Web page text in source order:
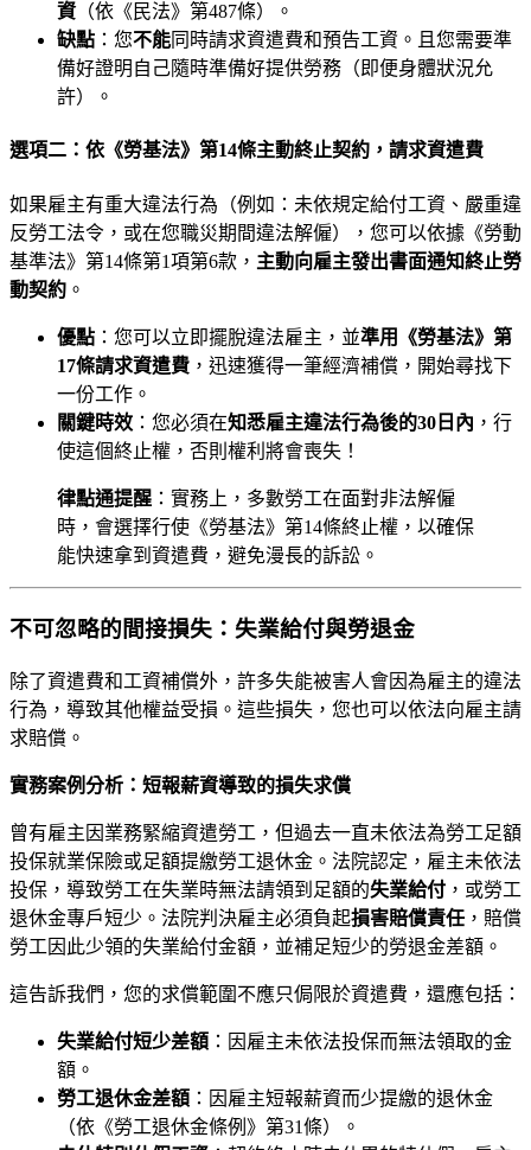
資（依《民法》第487條）。
缺點 ：您不能同時請求資遣費和預告工資。且您需要準
備好證明自己隨時準備好提供勞務（即便身體狀況允
許）。
選項二：依《勞基法》第14條主動終止契約，請求資遣費
如果雇主有重大違法行為（例如：未依規定給付工資、嚴重違
反勞工法令，或在您職災期間違法解僱），您可以依據《勞動
基準法》第14條第1項第6款， 主動向雇主發出書面通知終止勞
動契約 。
優點 ：您可以立即擺脫違法雇主，並準用《勞基法》第
17條請求資遣費 ，迅速獲得一筆經濟補償，開始尋找下
一份工作。
關鍵時效 ：您必須在知悉雇主違法行為後的30日內 ，行
使這個終止權，否則權利將會喪失！
律點通提醒 ：實務上，多數勞工在面對非法解僱
時，會選擇行使《勞基法》第14條終止權，以確保
能快速拿到資遣費，避免漫長的訴訟。
不可忽略的間接損失：失業給付與勞退金
除了資遣費和工資補償外，許多失能被害人會因為雇主的違法
行為，導致其他權益受損。這些損失，您也可以依法向雇主請
求賠償。
實務案例分析：短報薪資導致的損失求償
曾有雇主因業務緊縮資遣勞工，但過去一直未依法為勞工足額
投保就業保險或足額提繳勞工退休金。法院認定，雇主未依法
投保，導致勞工在失業時無法請領到足額的失業給付 ，或勞工
退休金專戶短少。法院判決雇主必須負起損害賠償責任 ，賠償
勞工因此少領的失業給付金額，並補足短少的勞退金差額。
這告訴我們，您的求償範圍不應只侷限於資遣費，還應包括：
失業給付短少差額 ：因雇主未依法投保而無法領取的金
額。
勞工退休金差額 ：因雇主短報薪資而少提繳的退休金
（依《勞工退休金條例》第31條）。